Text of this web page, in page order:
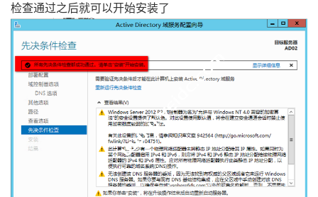
检查通过之后就可以开始安装了